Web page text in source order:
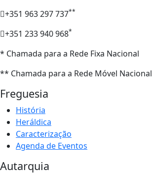
+351 963 297 737**
+351 233 940 968*
* Chamada para a Rede Fixa Nacional
** Chamada para a Rede Móvel Nacional
Freguesia
História
Heráldica
Caracterização
Agenda de Eventos
Autarquia